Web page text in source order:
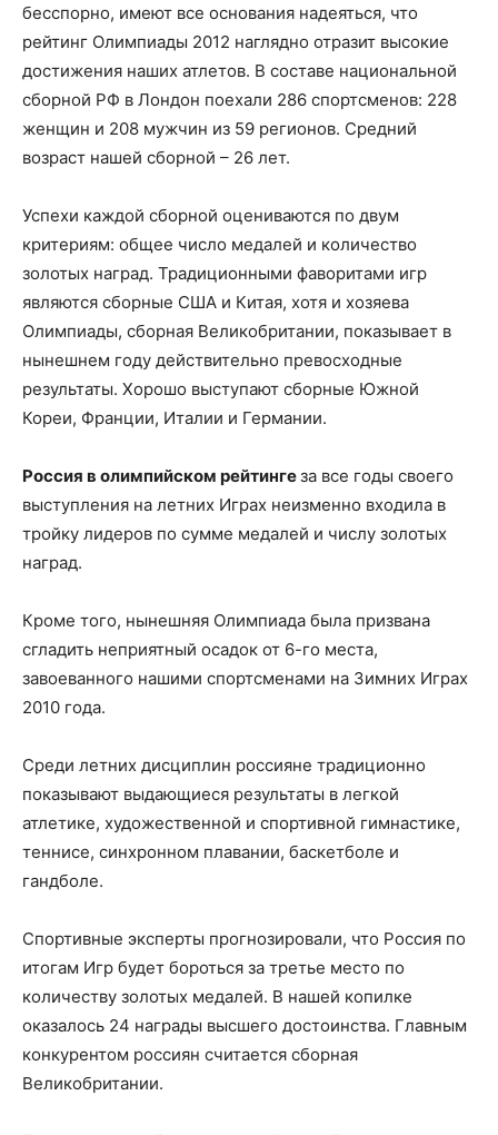
бесспорно, имеют все основания надеяться, что
рейтинг Олимпиады 2012 наглядно отразит высокие
достижения наших атлетов. В составе национальной
сборной РФ в Лондон поехали 286 спортсменов: 228
женщин и 208 мужчин из 59 регионов. Средний
возраст нашей сборной – 26 лет.
Успехи каждой сборной оцениваются по двум
критериям: общее число медалей и количество
золотых наград. Традиционными фаворитами игр
являются сборные США и Китая, хотя и хозяева
Олимпиады, сборная Великобритании, показывает в
нынешнем году действительно превосходные
результаты. Хорошо выступают сборные Южной
Кореи, Франции, Италии и Германии.
Россия в олимпийском рейтингеза все годы своего
выступления на летних Играх неизменно входила в
тройку лидеров по сумме медалей и числу золотых
наград.
Кроме того, нынешняя Олимпиада была призвана
сгладить неприятный осадок от 6-го места,
завоеванного нашими спортсменами на Зимних Играх
2010 года.
Среди летних дисциплин россияне традиционно
показывают выдающиеся результаты в легкой
атлетике, художественной и спортивной гимнастике,
теннисе, синхронном плавании, баскетболе и
гандболе.
Спортивные эксперты прогнозировали, что Россия по
итогам Игр будет бороться за третье место по
количеству золотых медалей. В нашей копилке
оказалось 24 награды высшего достоинства. Главным
конкурентом россиян считается сборная
Великобритании.